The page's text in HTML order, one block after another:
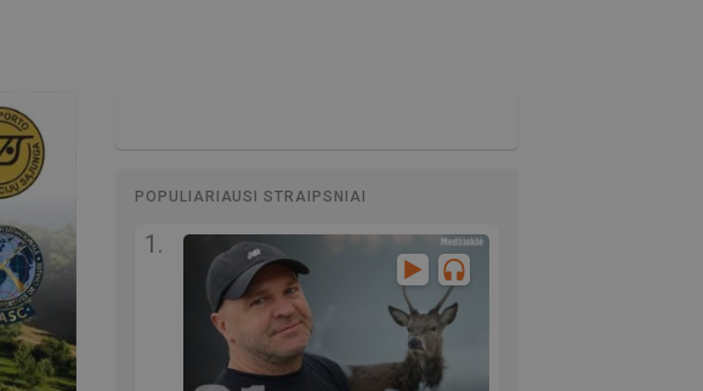
POPULIARIAUSI STRAIPSNIAI